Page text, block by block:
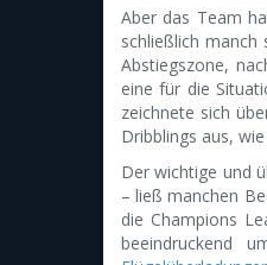
Aber das Team
schließlich
Abstiegszone,
eine für die
zeichnete sich
Dribblings aus,
Der wichtige und
– ließ manchen
die Champions
beeindruckend